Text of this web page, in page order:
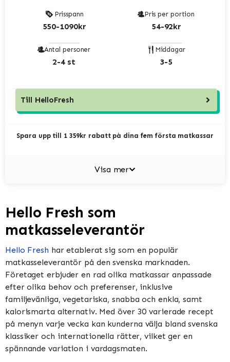
Prisspann
550-1090kr
Pris per portion
54-92kr
Antal personer
2-4 st
Middagar
3-5
Till HelloFresh
Spara upp till 1 359kr rabatt på dina fem första matkassar
Visa mer
Hello Fresh som
matkasseleverantör
Hello Fresh har etablerat sig som en populär
matkasseleverantör på den svenska marknaden.
Företaget erbjuder en rad olika matkassar anpassade
efter olika behov och preferenser, inklusive
familjevänliga, vegetariska, snabba och enkla, samt
kalorismarta alternativ. Med över 30 varierade recept
på menyn varje vecka kan kunderna välja bland svenska
klassiker och internationella rätter, vilket ger en
spännande variation i vardagsmaten.